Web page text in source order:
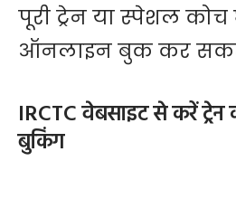
पूरी ट्रेन या स्पेशल
ऑनलाइन बुक कर
IRCTC वेबसाइट से करें
बुकिंग